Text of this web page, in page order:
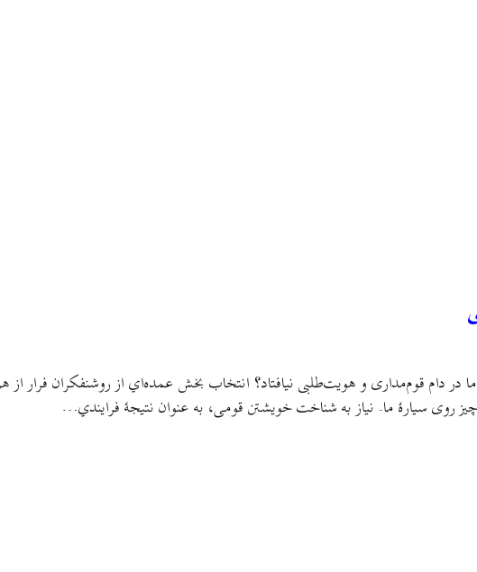
در دام قوم‌مداری و هویت‌طلبی نیافتاد؟ انتخاب بخش عمده‌اي از روشنفکران فرار
سیارهٔ ما. نیاز به شناخت خویشتن قومی، به عنوان نتیجهٔ فرایندي…